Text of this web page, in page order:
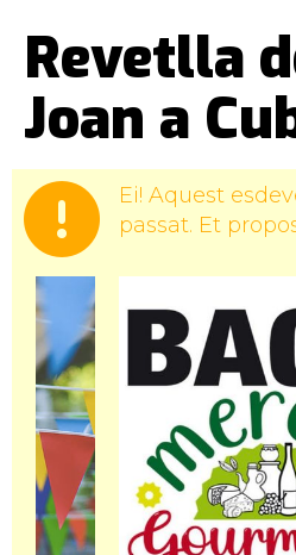
Revetlla
Joan a
Ei! Aquest
passat. Et